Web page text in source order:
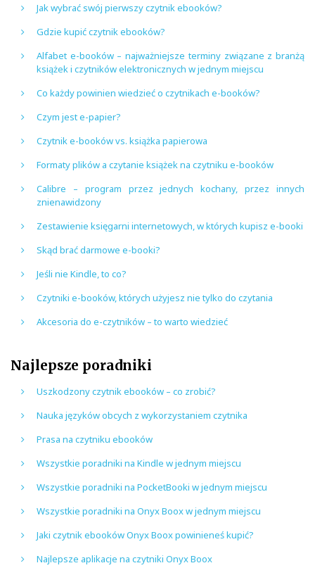
Jak wybrać swój pierwszy czytnik ebooków?
Gdzie kupić czytnik ebooków?
Alfabet e-booków – najważniejsze terminy związane z branżą
książek i czytników elektronicznych w jednym miejscu
Co każdy powinien wiedzieć o czytnikach e-booków?
Czym jest e-papier?
Czytnik e-booków vs. książka papierowa
Formaty plików a czytanie książek na czytniku e-booków
Calibre – program przez jednych kochany, przez innych
znienawidzony
Zestawienie księgarni internetowych, w których kupisz e-booki
Skąd brać darmowe e-booki?
Jeśli nie Kindle, to co?
Czytniki e-booków, których użyjesz nie tylko do czytania
Akcesoria do e-czytników – to warto wiedzieć
Najlepsze poradniki
Uszkodzony czytnik ebooków – co zrobić?
Nauka języków obcych z wykorzystaniem czytnika
Prasa na czytniku ebooków
Wszystkie poradniki na Kindle w jednym miejscu
Wszystkie poradniki na PocketBooki w jednym miejscu
Wszystkie poradniki na Onyx Boox w jednym miejscu
Jaki czytnik ebooków Onyx Boox powinieneś kupić?
Najlepsze aplikacje na czytniki Onyx Boox